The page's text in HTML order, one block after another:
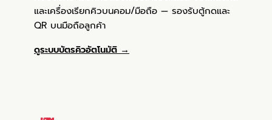
และเครื่องเรียกคิวบนคอม/มือถือ — รองรับตู้กดและ
QR บนมือถือลูกค้า
ดูระบบบัตรคิวอัตโนมัติ →